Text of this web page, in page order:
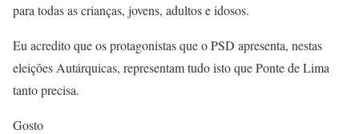
para todas as crianças, jovens, adultos e idosos.
Eu acredito que os protagonistas que o PSD apresenta, nestas
eleições Autárquicas, representam tudo isto que Ponte de Lima
tanto precisa.
Gosto